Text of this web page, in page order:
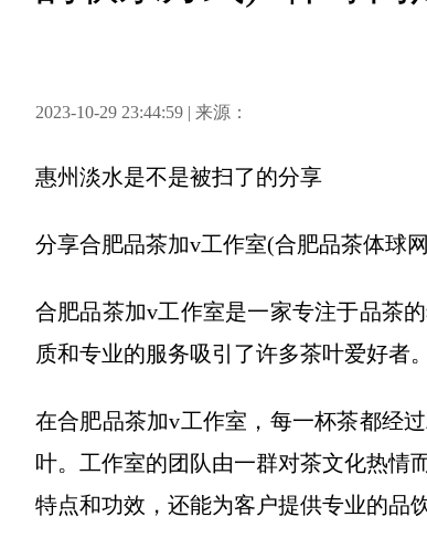
2023-10-29 23:44:59 | 来源：
惠州淡水是不是被扫了的分享
分享合肥品茶加v工作室(合肥品茶体球
合肥品茶加v工作室是一家专注于品茶
质和专业的服务吸引了许多茶叶爱好者。
在合肥品茶加v工作室，每一杯茶都经
叶。工作室的团队由一群对茶文化热情
特点和功效，还能为客户提供专业的品